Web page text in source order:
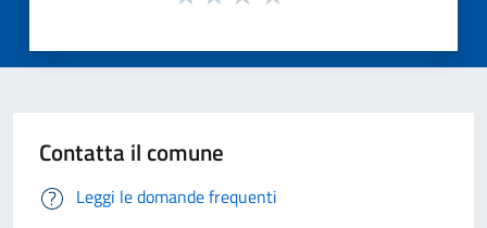
Contatta il comune
Leggi le domande frequenti